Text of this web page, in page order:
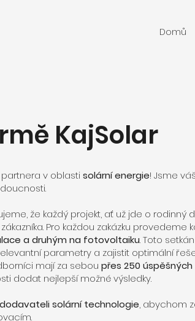
Domů
KajSolar
v oblasti solární energie! Jsme
že každý projekt, ať už jde o rodinný
Pro každou zakázku provedeme
a druhým na fotovoltaiku. Toto
parametry a zajistit optimální
mají za sebou přes 250 úspěšných
dodat nejlepší možné výsledky.
solární technologie, abychom